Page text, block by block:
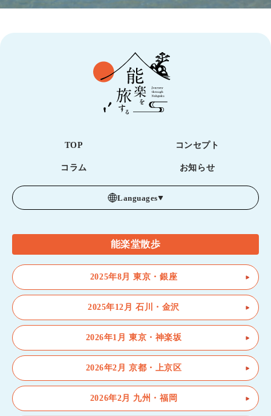
TOP コンセプト
コラム お知らせ
Languages
能楽堂散歩
2025年8月 東京・銀座
2025年12月 石川・金沢
2026年1月 東京・神楽坂
2026年2月 京都・上京区
2026年2月 九州・福岡